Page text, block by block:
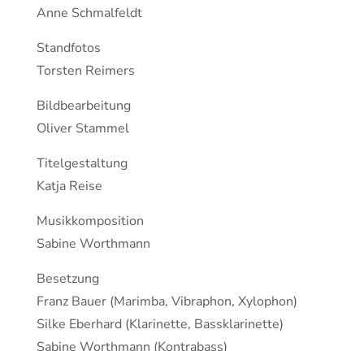
Anne Schmalfeldt
Standfotos
Torsten Reimers
Bildbearbeitung
Oliver Stammel
Titelgestaltung
Katja Reise
Musikkomposition
Sabine Worthmann
Besetzung
Franz Bauer (Marimba, Vibraphon, Xylophon)
Silke Eberhard (Klarinette, Bassklarinette)
Sabine Worthmann (Kontrabass)